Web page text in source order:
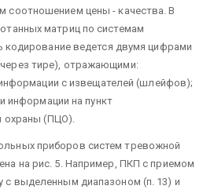
соотношением цены - качества. В
матриц по системам
кодирование ведется двумя цифрами
тире), отражающими:
с извещателей (шлейфов);
информации на пункт
охраны (ПЦО).
приборов систем тревожной
на рис. 5. Например, ПКП с приемом
с выделенным диа­пазоном (п. 13) и